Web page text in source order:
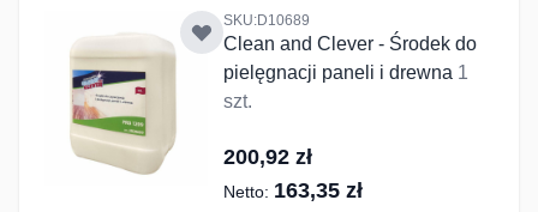
SKU:D10689
Clean and Clever - Środek do
pielęgnacji paneli i drewna 1
szt.
200,92 zł
163,35 zł